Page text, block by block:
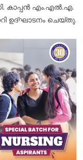
കാപ്പൻ എം.എൽ.എ.
ഉദ്ഘാടനം ചെയ്തു.